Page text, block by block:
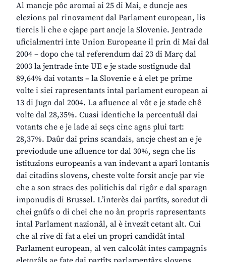
Al mancje pôc aromai ai 25 di Mai, e duncje aes
elezions pal rinovament dal Parlament european, lis
tiercis li che e cjape part ancje la Slovenie. Jentrade
uficialmentri inte Union Europeane il prin di Mai dal
2004 – dopo che tal referendum dai 23 di Març dal
2003 la jentrade inte UE e je stade sostignude dal
89,64% dai votants – la Slovenie e à elet pe prime
volte i siei rapresentants intal parlament european ai
13 di Jugn dal 2004. La afluence al vôt e je stade chê
volte dal 28,35%. Cuasi identiche la percentuâl dai
votants che e je lade ai seçs cinc agns plui tart:
28,37%. Daûr dai prins scandais, ancje chest an e je
previodude une afluence tor dal 30%, segn che lis
istituzions europeanis a van indevant a aparî lontanis
dai citadins slovens, cheste volte forsit ancje par vie
che a son stracs des politichis dal rigôr e dal sparagn
imponudis di Brussel. L’interès dai partîts, soredut di
chei gnûfs o di chei che no àn propris rapresentants
intal Parlament nazionâl, al è invezit cetant alt. Cui
che al rive di fat a elei un propri candidât intal
Parlament european, al ven calcolât intes campagnis